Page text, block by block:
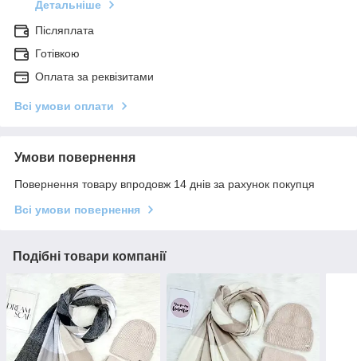
Детальніше
Післяплата
Готівкою
Оплата за реквізитами
Всі умови оплати
Умови повернення
Повернення товару впродовж 14 днів за рахунок покупця
Всі умови повернення
Подібні товари компанії